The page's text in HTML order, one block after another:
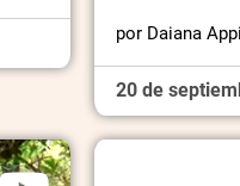
por Daiana
20 de